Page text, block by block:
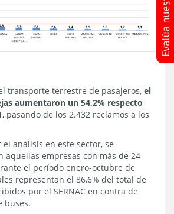
transporte terrestre de pasajeros, el
aumentaron un 54,2% respecto
, pasando de los 2.432 reclamos a los
el análisis en este sector, se
aquellas empresas con más de 24
el período enero-octubre de
representan el 86,6% del total de
por el SERNAC en contra de
buses.